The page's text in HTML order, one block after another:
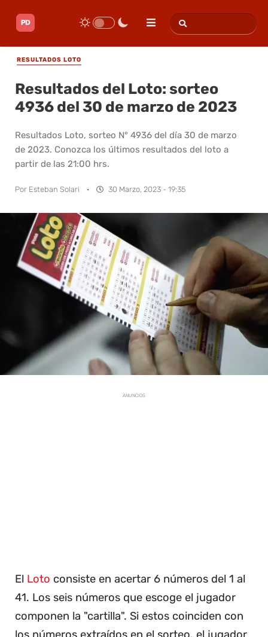
RESULTADOS LOTO
Resultados del Loto: sorteo
4936 del 30 de marzo de 2023
Resultados Loto, sorteo N° 4936 del día 30 de marzo
de 2023. Conozca los últimos resultados del loto a
partir de las 21:00 hrs.
Por Esteban Solari · 30 Marzo, 2023 - 19:35
ANUNCIOS
El Loto consiste en acertar 6 números del 1 al
41. Los seis números que escoge el jugador
componen la "cartilla". Si estos coinciden con